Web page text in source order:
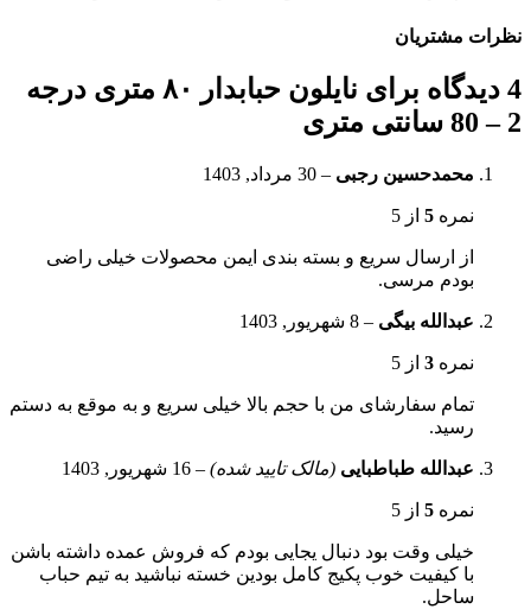
نظرات مشتریان
4 دیدگاه برای
نایلون حبابدار ۸۰ متری درجه
2 – 80 سانتی متری
محمدحسین رجبی – 30 مرداد, 1403
نمره 5 از 5
از ارسال سریع و بسته بندی ایمن محصولات خیلی راضی
بودم مرسی.
عبدالله بیگی – 8 شهریور, 1403
نمره 3 از 5
تمام سفارشای من با حجم بالا خیلی سریع و به موقع به دستم
رسید.
عبدالله طباطبایی (مالک تایید شده) – 16 شهریور, 1403
نمره 5 از 5
خیلی وقت بود دنبال یجایی بودم که فروش عمده داشته باشن
با کیفیت خوب پکیج کامل بودین خسته نباشید به تیم حباب
ساحل.